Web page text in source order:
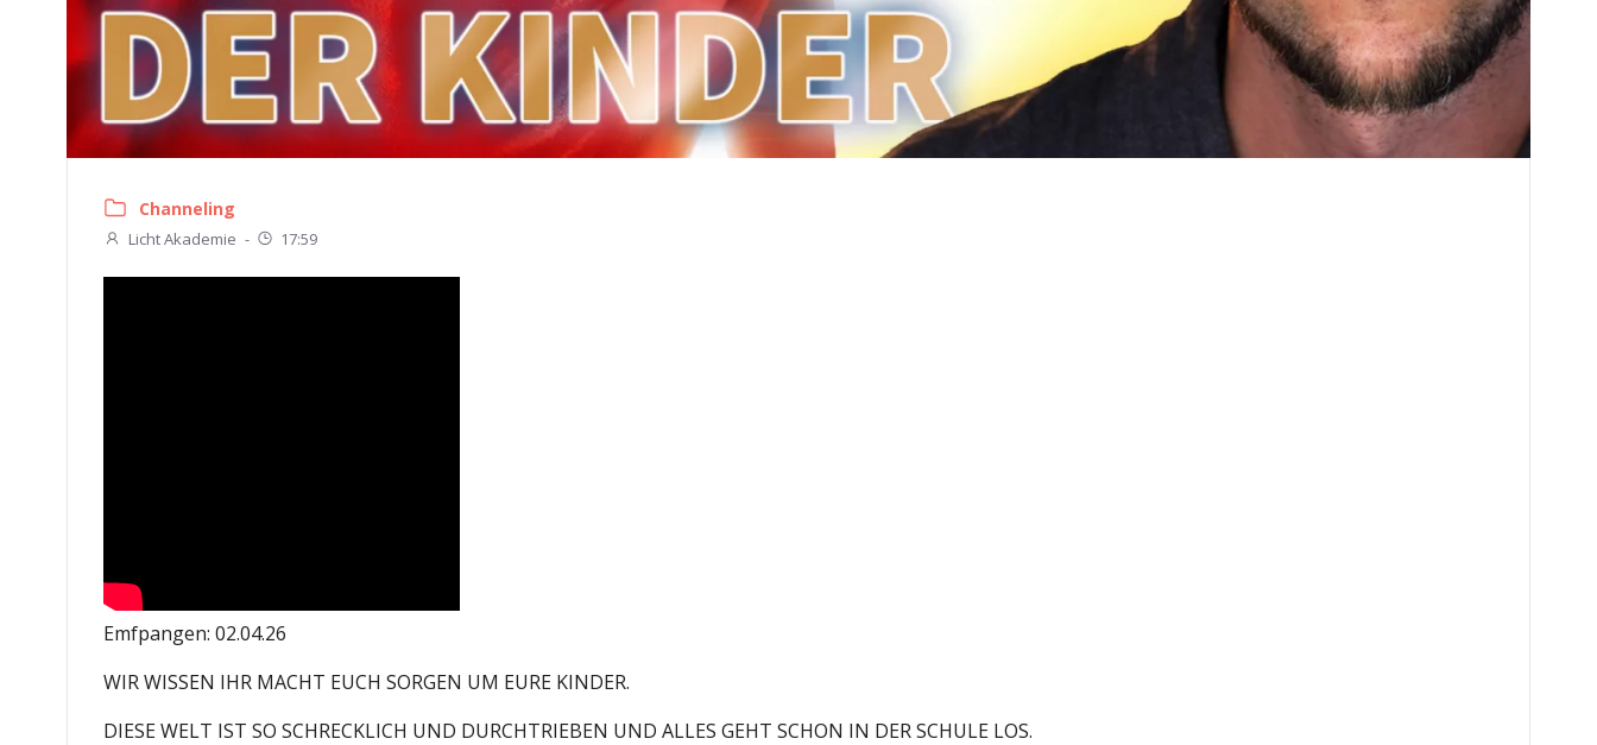
Channeling
Licht Akademie - 17:59
Emfpangen: 02.04.26
WIR WISSEN IHR MACHT EUCH SORGEN UM EURE KINDER.
DIESE WELT IST SO SCHRECKLICH UND DURCHTRIEBEN UND ALLES GEHT SCHON IN DER SCHULE LOS.